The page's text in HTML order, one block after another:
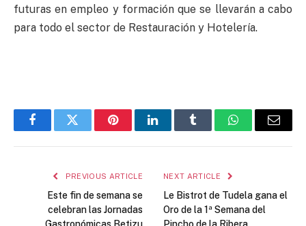
futuras en empleo y formación que se llevarán a cabo
para todo el sector de Restauración y Hotelería.
FacebookTwitter PinterestLinkedInTumblr WhatsAppEmail
PREVIOUS ARTICLE
Este fin de semana se
celebran las Jornadas
NEXT ARTICLE
Le Bistrot de Tudela gana el
Oro de la 1ª Semana del